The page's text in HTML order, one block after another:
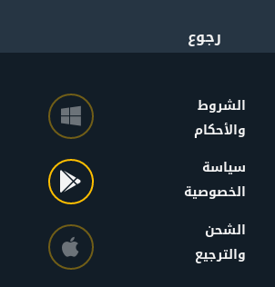
الشروط
والأحكام
سياسة
الخصوصية
الشحن
والترجيع